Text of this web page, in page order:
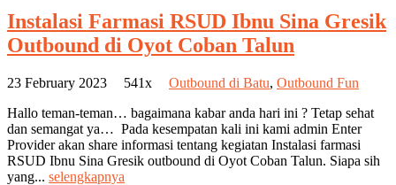
Instalasi Farmasi RSUD Ibnu Sina Gresik
Outbound di Oyot Coban Talun
23 February 2023 541x Outbound di Batu, Outbound Fun
Hallo teman-teman… bagaimana kabar anda hari ini ? Tetap sehat
dan semangat ya… Pada kesempatan kali ini kami admin Enter
Provider akan share informasi tentang kegiatan Instalasi farmasi
RSUD Ibnu Sina Gresik outbound di Oyot Coban Talun. Siapa sih
yang... selengkapnya